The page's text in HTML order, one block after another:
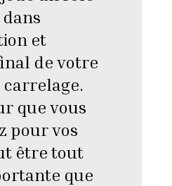
et
de votre
que vous
pour vos
être tout
que